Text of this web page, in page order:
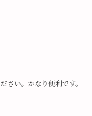
さい。かなり便利です。